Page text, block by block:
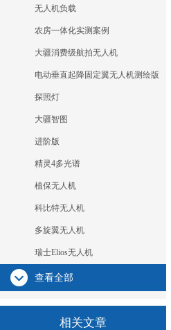
无人机负载
农房一体化实测案例
大疆消费级航拍无人机
电动垂直起降固定翼无人机测绘版
探照灯
大疆智图
进阶版
精灵4多光谱
植保无人机
科比特无人机
多旋翼无人机
瑞士Elios无人机
查看全部
相关文章